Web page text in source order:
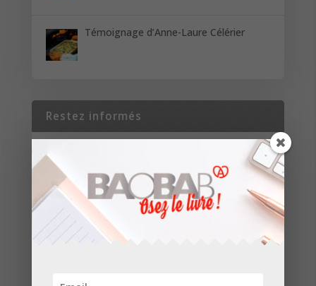
Témoignage d’Anne-Laure Célérier
Restez informés